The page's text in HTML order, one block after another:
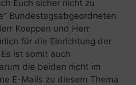
Euch sicher nicht zu
Bundestagsabgeordneten
Koeppen und Herr
für die Einrichtung der
ist somit auch
die beiden nicht im
E-Mails zu diesem Thema